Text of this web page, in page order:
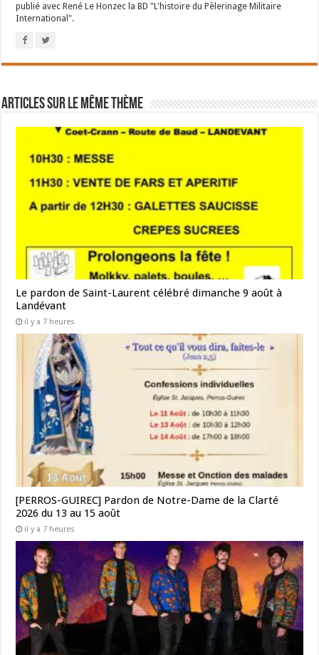
publié avec René Le Honzec la BD "L'histoire du Pèlerinage Militaire
International".
Articles sur le même thème
Le pardon de Saint-Laurent célébré dimanche 9 août à
Landévant
il y a 7 heures
[PERROS-GUIREC] Pardon de Notre-Dame de la Clarté
2026 du 13 au 15 août
il y a 7 heures